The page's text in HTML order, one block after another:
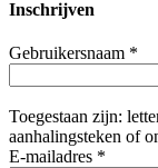
Inschrijven
Gebruikersnaam *
Toegestaan zijn:
aanhalingsteken of
E-mailadres *